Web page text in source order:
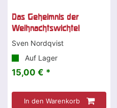
Das Geheimnis der
Weihnachtswichtel
Sven Nordqvist
Auf Lager
15,00 € *
In den Warenkorb